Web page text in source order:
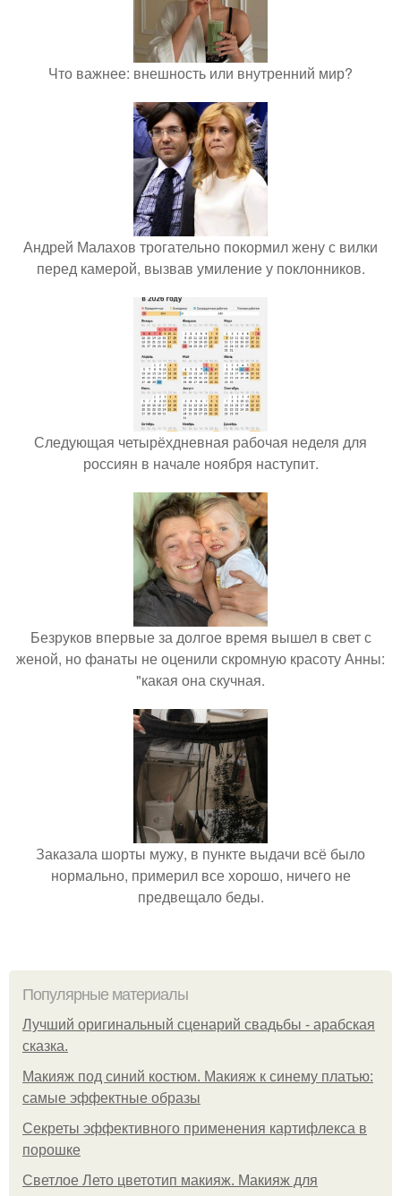
Что важнее: внешность или внутренний мир?
Андрей Малахов трогательно покормил жену с вилки
перед камерой, вызвав умиление у поклонников.
Следующая четырёхдневная рабочая неделя для
россиян в начале ноября наступит.
Безруков впервые за долгое время вышел в свет с
женой, но фанаты не оценили скромную красоту Анны:
"какая она скучная.
Заказала шорты мужу, в пункте выдачи всё было
нормально, примерил все хорошо, ничего не
предвещало беды.
Популярные материалы
Лучший оригинальный сценарий свадьбы - арабская
сказка.
Макияж под синий костюм. Макияж к синему платью:
самые эффектные образы
Секреты эффективного применения картифлекса в
порошке
Светлое Лето цветотип макияж. Макияж для